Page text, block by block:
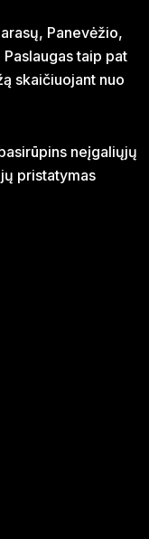
Panevėžio,
taip pat
skaičiuojant nuo
neįgaliųjų
pristatymas